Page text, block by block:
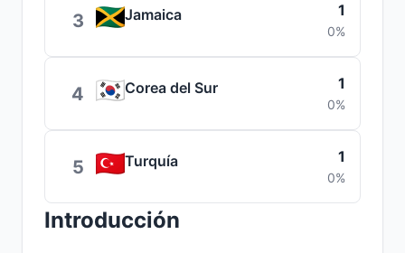
3 Jamaica 1
0%
4 Corea del Sur 1
0%
5 Turquía 1
0%
Introducción